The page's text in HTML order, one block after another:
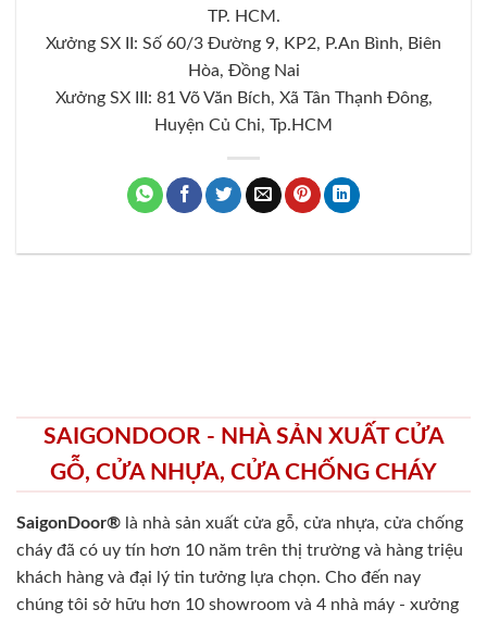
TP. HCM.
Xưởng SX II: Số 60/3 Đường 9, KP2, P.An Bình, Biên
Hòa, Đồng Nai
Xưởng SX III: 81 Võ Văn Bích, Xã Tân Thạnh Đông,
Huyện Củ Chi, Tp.HCM
SAIGONDOOR - NHÀ SẢN XUẤT CỬA
GỖ, CỬA NHỰA, CỬA CHỐNG CHÁY
SaigonDoor® là nhà sản xuất cửa gỗ, cửa nhựa, cửa chống
cháy đã có uy tín hơn 10 năm trên thị trường và hàng triệu
khách hàng và đại lý tin tưởng lựa chọn. Cho đến nay
chúng tôi sở hữu hơn 10 showroom và 4 nhà máy - xưởng